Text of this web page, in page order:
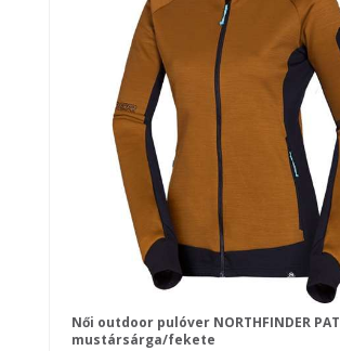
Női outdoor pulóver NORTHFINDER PAT
mustársárga/fekete